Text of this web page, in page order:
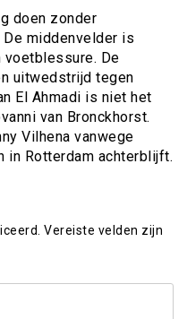
doen zonder
middenvelder is
voetblessure. De
uitwedstrijd tegen
El Ahmadi is niet het
van Bronckhorst.
Vilhena vanwege
Rotterdam achterblijft.
Vereiste velden zijn